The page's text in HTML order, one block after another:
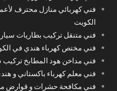
فني كهربائي منازل محترف
الكويت
فني متنقل تركيب بطاريات
فني مختص كهرباء هندي في
فني مداخن هود المطابخ
فني معلم كهرباء باكستاني و
فني مكافحة حشرات و قوارض